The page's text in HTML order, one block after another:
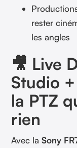
rester
les angles
🎥 Live
Studio
la PTZ
rien
Avec laSony